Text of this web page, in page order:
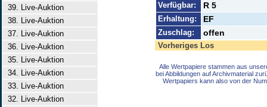
39. Live-Auktion
38. Live-Auktion
37. Live-Auktion
36. Live-Auktion
35. Live-Auktion
34. Live-Auktion
33. Live-Auktion
32. Live-Auktion
Verfügbar: R 5
Erhaltung: EF
Zuschlag: offen
Vorheriges Los
Alle Wertpapiere stammen aus
bei Abbildungen auf Archivmaterial
Wertpapiers kann also von der